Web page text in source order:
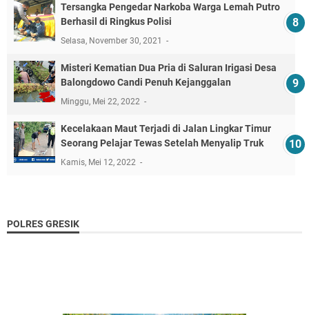
Tersangka Pengedar Narkoba Warga Lemah Putro
Berhasil di Ringkus Polisi
Selasa, November 30, 2021
Misteri Kematian Dua Pria di Saluran Irigasi Desa
Balongdowo Candi Penuh Kejanggalan
Minggu, Mei 22, 2022
Kecelakaan Maut Terjadi di Jalan Lingkar Timur
Seorang Pelajar Tewas Setelah Menyalip Truk
Kamis, Mei 12, 2022
POLRES GRESIK